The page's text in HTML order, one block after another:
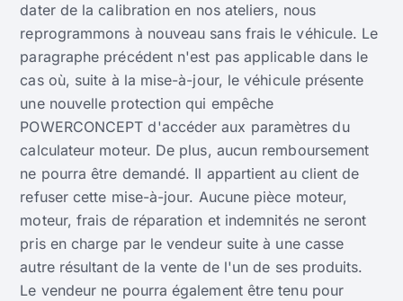
dater de la calibration en nos ateliers, nous
reprogrammons à nouveau sans frais le véhicule. Le
paragraphe précédent n'est pas applicable dans le
cas où, suite à la mise-à-jour, le véhicule présente
une nouvelle protection qui empêche
POWERCONCEPT d'accéder aux paramètres du
calculateur moteur. De plus, aucun remboursement
ne pourra être demandé. Il appartient au client de
refuser cette mise-à-jour. Aucune pièce moteur,
moteur, frais de réparation et indemnités ne seront
pris en charge par le vendeur suite à une casse
autre résultant de la vente de l'un de ses produits.
Le vendeur ne pourra également être tenu pour